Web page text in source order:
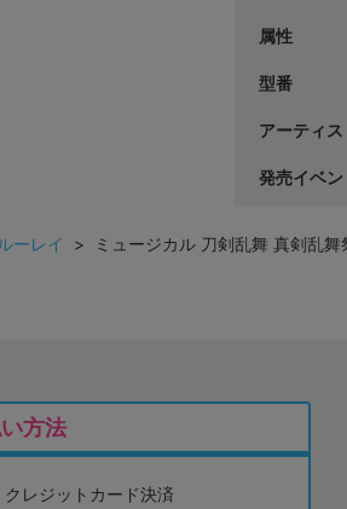
属性
型番
アーティス
発売イベン
ーレイ > ミュージカル 刀剣乱舞 真剣乱舞
方法
クレジットカード決済